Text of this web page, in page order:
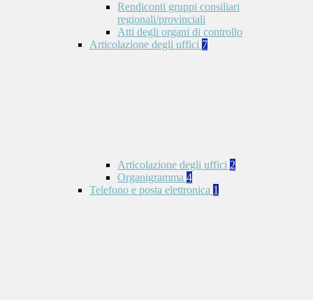
Rendiconti gruppi consiliari
regionali/provinciali
Atti degli organi di controllo
Articolazione degli uffici 7
Articolazione degli uffici 2
Organigramma 4
Telefono e posta elettronica 1